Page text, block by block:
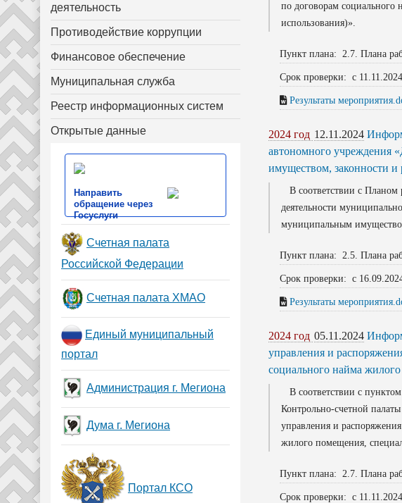
деятельность
Противодействие коррупции
Финансовое обеспечение
Муниципальная служба
Реестр информационных систем
Открытые данные
Направить
обращение через
Госуслуги
Счетная палата
Российской Федерации
Счетная палата ХМАО
Единый муниципальный
портал
Администрация г. Мегиона
Дума г. Мегиона
Портал КСО
по договорам
использования)».
Пункт плана: 2.7. Плана
Срок проверки: с
Результаты
2024 год 12.11.2024
автономного учреждения
имуществом, законности и
В соответствии с Планом
деятельности
муниципальным
Пункт плана: 2.5. Плана
Срок проверки: с
Результаты
2024 год 05.11.2024
управления и
социального найма
В соответствии с
Контрольно-счетной
управления и
жилого помещения,
Пункт плана: 2.7. Плана
Срок проверки: с